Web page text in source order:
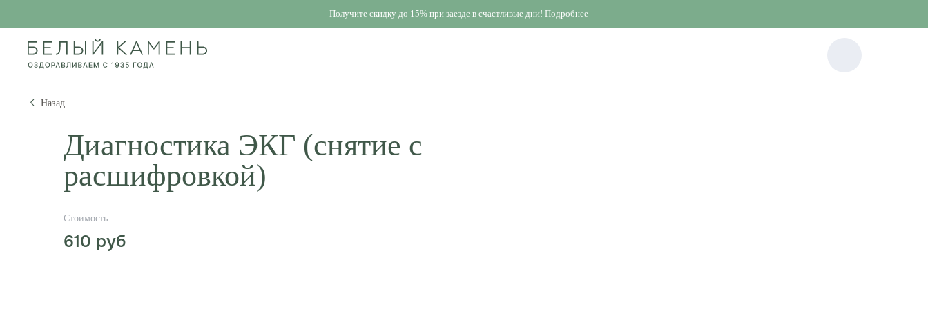
Получите скидку до 15% при заезде в счастливые дни! Подробнее
Назад
Диагностика ЭКГ (снятие с
расшифровкой)
610 руб